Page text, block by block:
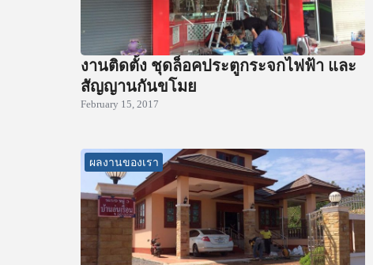
งานติดตั้ง ชุดล็อคประตูกระจกไฟฟ้า และ
สัญญานกันขโมย
February 15, 2017
ผลงานของเรา